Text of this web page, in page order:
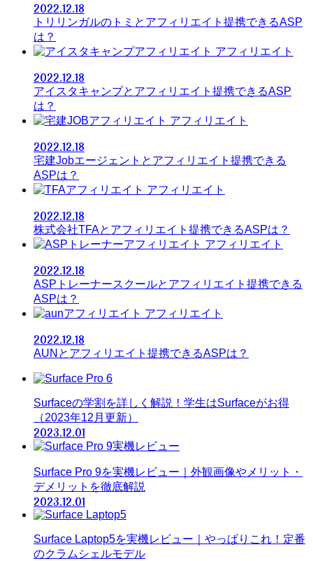
2022.12.18
トリリンガルのトミとアフィリエイト提携できるASP
は？
アフィリエイト
2022.12.18
アイスタキャンプとアフィリエイト提携できるASP
は？
アフィリエイト
2022.12.18
宅建Jobエージェントとアフィリエイト提携できる
ASPは？
アフィリエイト
2022.12.18
株式会社TFAとアフィリエイト提携できるASPは？
アフィリエイト
2022.12.18
ASPトレーナースクールとアフィリエイト提携できる
ASPは？
アフィリエイト
2022.12.18
AUNとアフィリエイト提携できるASPは？
Surfaceの学割を詳しく解説！学生はSurfaceがお得
（2023年12月更新）
2023.12.01
Surface Pro 9を実機レビュー｜外観画像やメリット・
デメリットを徹底解説
2023.12.01
Surface Laptop5を実機レビュー｜やっぱりこれ！定番
のクラムシェルモデル